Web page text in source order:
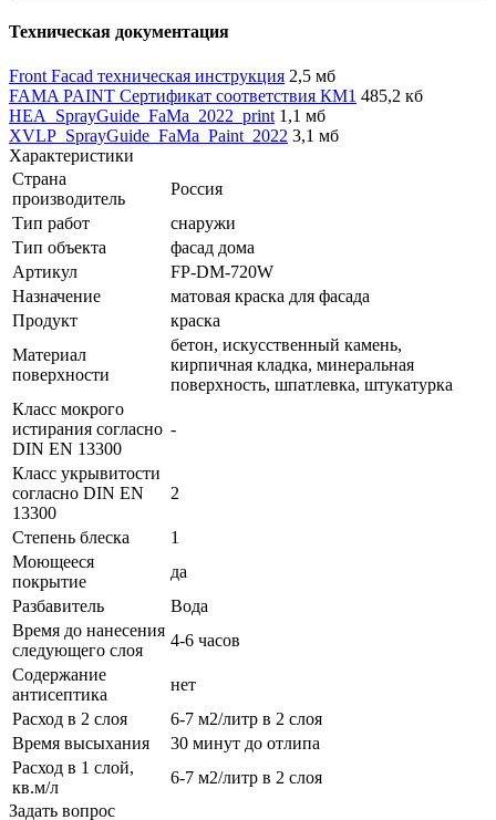
Техническая документация
Front Facad техническая инструкция 2,5 мб
FAMA PAINT Сертификат соответствия КМ1 485,2 кб
HEA_SprayGuide_FaMa_2022_print 1,1 мб
XVLP_SprayGuide_FaMa_Paint_2022 3,1 мб
Характеристики
Страна
производитель
Россия
Тип работ
снаружи
Тип объекта
фасад дома
Артикул
FP-DM-720W
Назначение
матовая краска для фасада
Продукт
краска
Материал
поверхности
бетон, искусственный камень,
кирпичная кладка, минеральная
поверхность, шпатлевка, штукатурка
Класс мокрого
истирания согласно
DIN EN 13300
-
Класс укрывитости
согласно DIN EN
13300
2
Степень блеска
1
Моющееся
покрытие
да
Разбавитель
Вода
Время до нанесения
следующего слоя
4-6 часов
Содержание
антисептика
нет
Расход в 2 слоя
6-7 м2/литр в 2 слоя
Время высыхания
30 минут до отлипа
Расход в 1 слой,
кв.м/л
6-7 м2/литр в 2 слоя
Задать вопрос